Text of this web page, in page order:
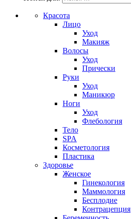
Красота
Лицо
Уход
Макияж
Волосы
Уход
Прически
Руки
Уход
Маникюр
Ноги
Уход
Флебология
Тело
SPA
Косметология
Пластика
Здоровье
Женское
Гинекология
Маммология
Бесплодие
Контрацепция